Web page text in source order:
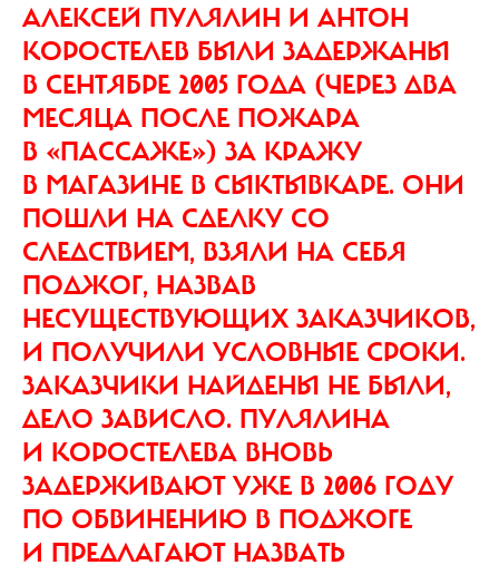
АЛЕКСЕЙ ПУЛЯЛИН И АНТОН
КОРОСТЕЛЕВ БЫЛИ ЗАДЕРЖАНЫ
В СЕНТЯБРЕ 2005 ГОДА (ЧЕРЕЗ ДВА
МЕСЯЦА ПОСЛЕ ПОЖАРА
В «ПАССАЖЕ») ЗА КРАЖУ
В МАГАЗИНЕ В СЫКТЫВКАРЕ. ОНИ
ПОШЛИ НА СДЕЛКУ СО
СЛЕДСТВИЕМ, ВЗЯЛИ НА СЕБЯ
ПОДЖОГ, НАЗВАВ
НЕСУЩЕСТВУЮЩИХ ЗАКАЗЧИКОВ,
И ПОЛУЧИЛИ УСЛОВНЫЕ СРОКИ.
ЗАКАЗЧИКИ НАЙДЕНЫ НЕ БЫЛИ,
ДЕЛО ЗАВИСЛО. ПУЛЯЛИНА
И КОРОСТЕЛЕВА ВНОВЬ
ЗАДЕРЖИВАЮТ УЖЕ В 2006 ГОДУ
ПО ОБВИНЕНИЮ В ПОДЖОГЕ
И ПРЕДЛАГАЮТ НАЗВАТЬ